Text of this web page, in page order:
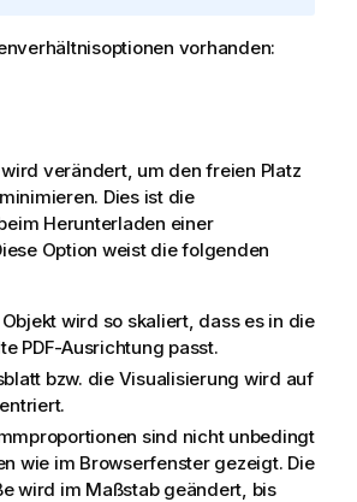
vorhanden:
verändert, um den freien Platz
Dies ist die
Herunterladen einer
Option weist die folgenden
wird so skaliert, dass es in die
PDF-Ausrichtung passt.
bzw. die Visualisierung wird auf
sind nicht unbedingt
wie im Browserfenster gezeigt. Die
wird im Maßstab geändert, bis